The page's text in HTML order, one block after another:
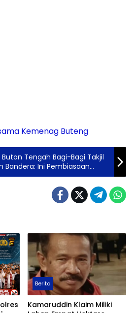
Buton Tengah Bagi-Bagi Takjil
Bandera: Ini Pembiasaan
dan Saling Berbagi